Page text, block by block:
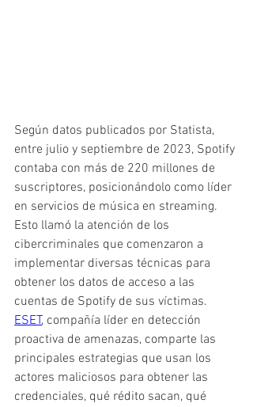
Según datos publicados por Statista,
entre julio y septiembre de 2023, Spotify
contaba con más de 220 millones de
suscriptores, posicionándolo como líder
en servicios de música en streaming.
Esto llamó la atención de los
cibercriminales que comenzaron a
implementar diversas técnicas para
obtener los datos de acceso a las
cuentas de Spotify de sus víctimas.
ESET, compañía líder en detección
proactiva de amenazas, comparte las
principales estrategias que usan los
actores maliciosos para obtener las
credenciales, qué rédito sacan, qué